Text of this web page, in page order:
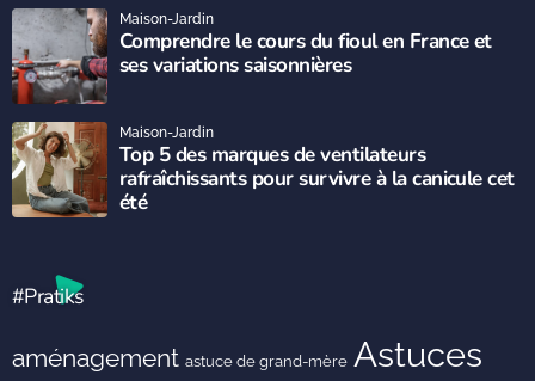
Comprendre le cours du fioul en France et
ses variations saisonnières
Maison-Jardin
Top 5 des marques de ventilateurs
rafraîchissants pour survivre à la canicule cet
été
Maison-Jardin
#Pratiks
aménagement astuce de grand-mère Astuces